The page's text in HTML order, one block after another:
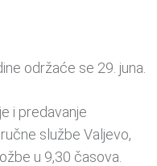
održaće se 29. juna.
i predavanje
službe Valjevo,
u 9,30 časova.